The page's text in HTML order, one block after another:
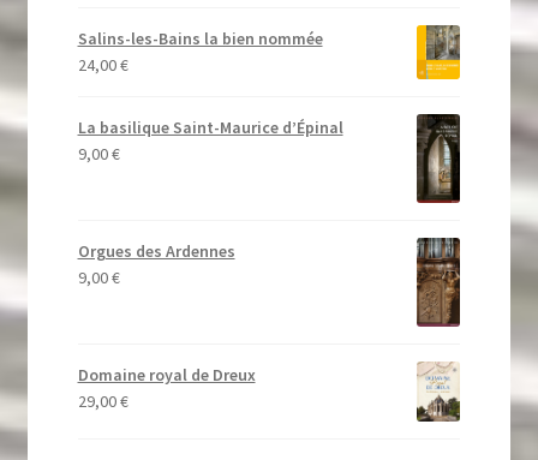
Salins-les-Bains la bien nommée
24,00€
La basilique Saint-Maurice d’Épinal
9,00€
Orgues des Ardennes
9,00€
Domaine royal de Dreux
29,00€